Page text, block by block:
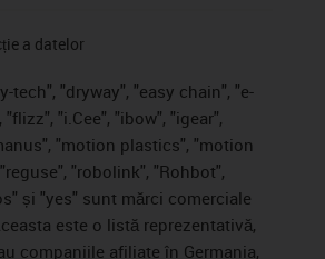
a datelor
tech", "dryway", "easy chain", "e-
"i.Cee", "ibow", "igear",
"motion plastics", "motion
"robolink", "Rohbot",
și "yes" sunt mărci comerciale
este o listă reprezentativă,
companiile afiliate în Germania,